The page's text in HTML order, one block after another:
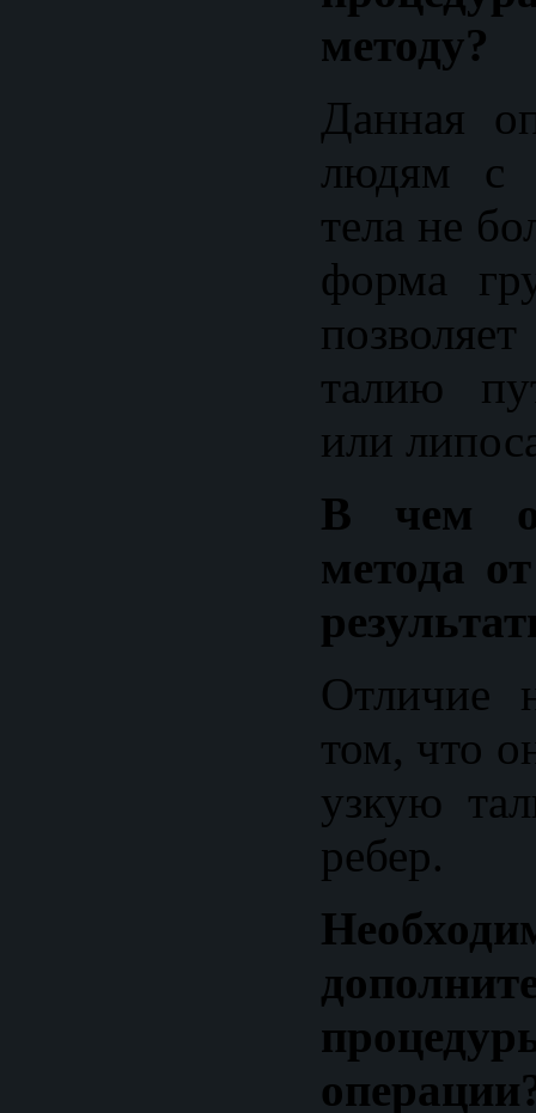
методу?
Данная
людям с
тела не
форма
талию
или
В чем
метода
Отличие
том, что
узкую
ребер.